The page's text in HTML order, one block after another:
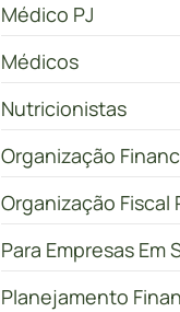
Médico PJ
Médicos
Nutricionistas
Organização
Organização Fiscal
Para Empresas Em
Planejamento